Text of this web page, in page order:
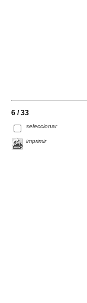
6 / 33
seleccionar
imprimir